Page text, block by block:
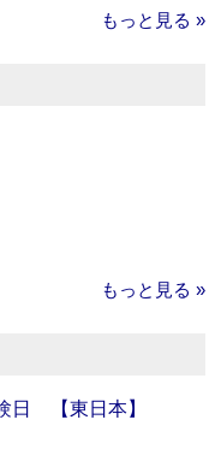
もっと見る »
もっと見る »
日 【東日本】